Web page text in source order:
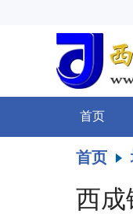
首页
首页
西成